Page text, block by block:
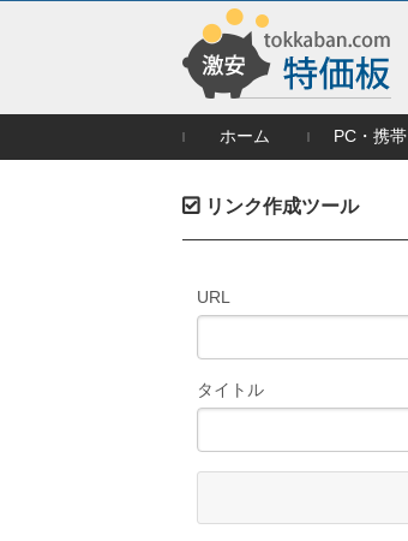
ホーム PC・携帯
リンク作成ツール
URL
タイトル